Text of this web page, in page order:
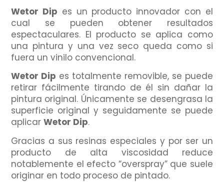
Wetor Dip es un producto innovador con el
cual se pueden obtener resultados
espectaculares. El producto se aplica como
una pintura y una vez seco queda como si
fuera un vinilo convencional.
Wetor Dip es totalmente removible, se puede
retirar fácilmente tirando de él sin dañar la
pintura original. Únicamente se desengrasa la
superficie original y seguidamente se puede
aplicar Wetor Dip.
Gracias a sus resinas especiales y por ser un
producto de alta viscosidad reduce
notablemente el efecto “overspray” que suele
originar en todo proceso de pintado.